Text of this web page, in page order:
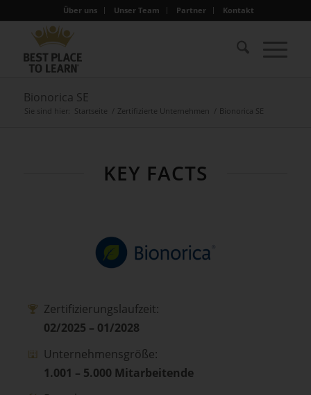
Über uns Unser Team Partner Kontakt
Bionorica SE
Sie sind hier: Startseite / Zertifizierte Unternehmen / Bionorica SE
KEY FACTS
Zertifizierungslaufzeit:
02/2025 – 01/2028
Unternehmensgröße:
1.001 – 5.000 Mitarbeitende